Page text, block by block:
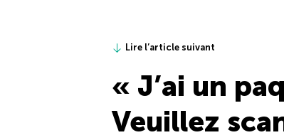
Lire l’article suivant
« J’ai un
Veuillez